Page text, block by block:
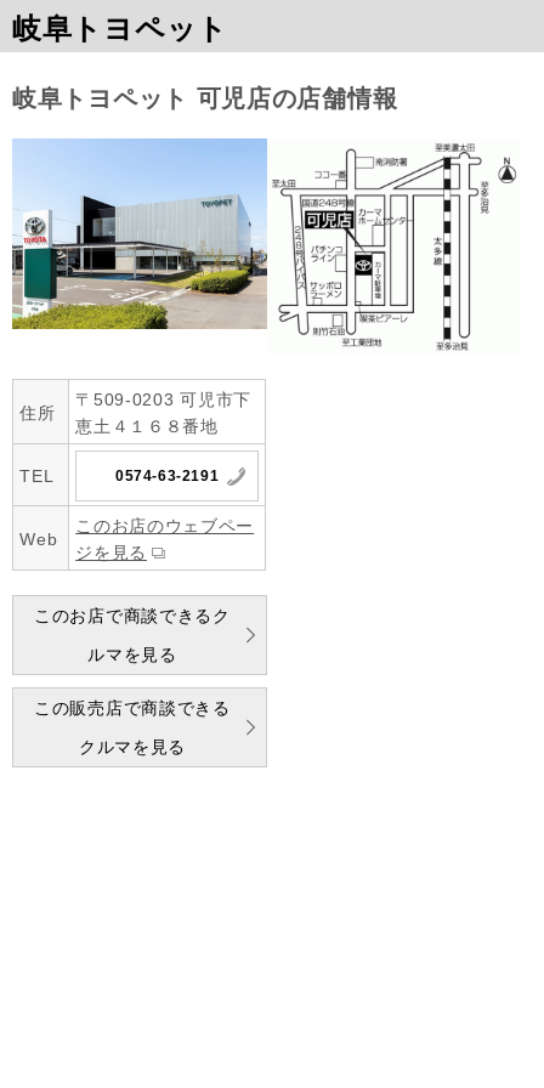
岐阜トヨペット
岐阜トヨペット 可児店の店舗情報
住所
〒509-0203 可児市下
恵土４１６８番地
TEL 0574-63-2191
Web
このお店のウェブペー
ジを見る
このお店で商談できるク
ルマを見る
この販売店で商談できる
クルマを見る